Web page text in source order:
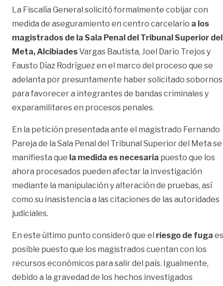
La Fiscalía General solicitó formalmente cobijar con
medida de aseguramiento en centro carcelario a los
magistrados de la Sala Penal del Tribunal Superior del
Meta, AlcibiadesVargas Bautista, Joel Darío Trejos y
Fausto Díaz Rodríguez en el marco del proceso que se
adelanta por presuntamente haber solicitado sobornos
para favorecer a integrantes de bandas criminales y
exparamilitares en procesos penales.
En la petición presentada ante el magistrado Fernando
Pareja de la Sala Penal del Tribunal Superior del Meta se
manifiesta que la medida es necesaria puesto que los
ahora procesados pueden afectar la investigación
mediante la manipulación y alteración de pruebas, así
como su inasistencia a las citaciones de las autoridades
judiciales.
En este último punto consideró que el riesgo de fuga es
posible puesto que los magistrados cuentan con los
recursos económicos para salir del país. Igualmente,
debido a la gravedad de los hechos investigados